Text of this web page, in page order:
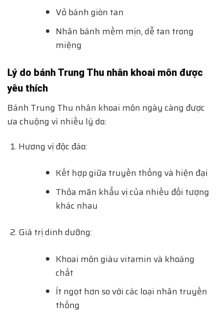
Vỏ bánh giòn tan
Nhân bánh mềm mịn, dễ tan trong
miệng
Lý do bánh Trung Thu nhân khoai môn được
yêu thích
Bánh Trung Thu nhân khoai môn ngày càng được
ưa chuộng vì nhiều lý do:
Hương vị độc đáo:
Kết hợp giữa truyền thống và hiện đại
Thỏa mãn khẩu vị của nhiều đối tượng
khác nhau
Giá trị dinh dưỡng:
Khoai môn giàu vitamin và khoáng
chất
Ít ngọt hơn so với các loại nhân truyền
thống